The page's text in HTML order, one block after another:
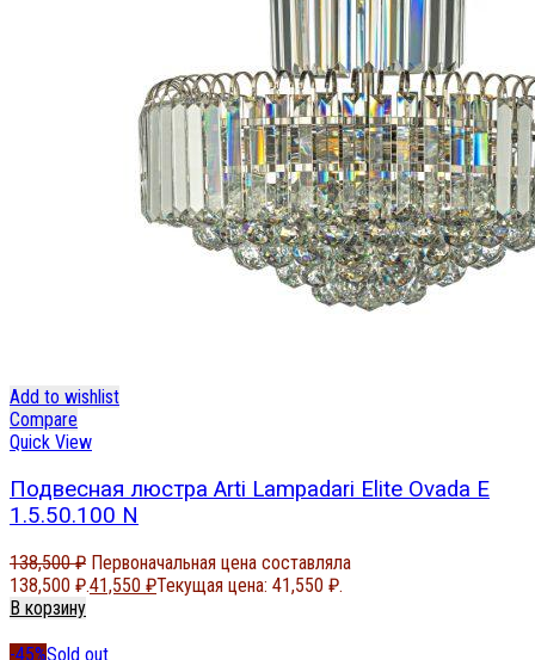
Add to wishlist
Compare
Quick View
Подвесная люстра Arti Lampadari Elite Ovada E
1.5.50.100 N
138,500₽ Первоначальная цена составляла
138,500 ₽.41,550 ₽Текущая цена: 41,550 ₽.
В корзину
-45%Sold out